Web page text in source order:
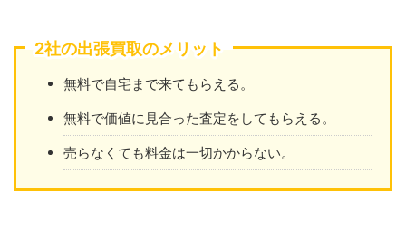
2社の出張買取のメリット
無料で自宅まで来てもらえる。
無料で価値に見合った査定をしてもらえる。
売らなくても料金は一切かからない。